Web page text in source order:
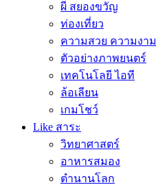
ผี สยองขวัญ
ท่องเที่ยว
ความสวย ความงาม
ตัวอย่างภาพยนตร์
เทคโนโลยี ไอที
ล้อเลียน
เกมโชว์
Like สาระ
วิทยาศาสตร์
อาหารสมอง
ตำนานโลก